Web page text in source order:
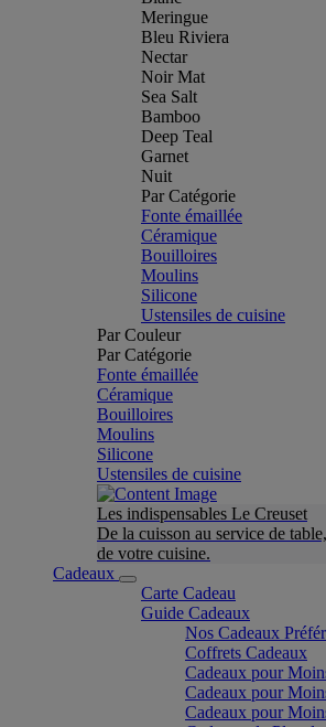
Meringue
Bleu Riviera
Nectar
Noir Mat
Sea Salt
Bamboo
Deep Teal
Garnet
Nuit
Par Catégorie
Fonte émaillée
Céramique
Bouilloires
Moulins
Silicone
Ustensiles de cuisine
Par Couleur
Par Catégorie
Fonte émaillée
Céramique
Bouilloires
Moulins
Silicone
Ustensiles de cuisine
Les indispensables Le Creuset
De la cuisson au service de
de votre cuisine.
Cadeaux
Carte Cadeau
Guide Cadeaux
Nos Cadeaux
Coffrets Cadeaux
Cadeaux pour
Cadeaux pour
Cadeaux pour